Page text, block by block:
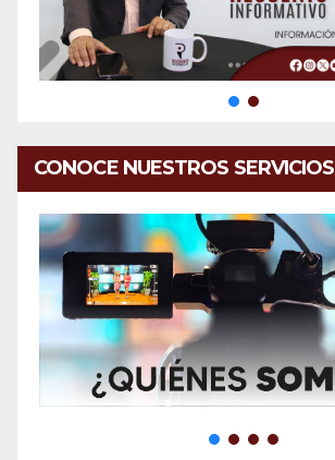
CONOCE NUESTROS SERVICIOS